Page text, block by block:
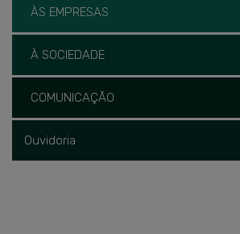
ÀS EMPRESAS
À SOCIEDADE
COMUNICAÇÃO
Ouvidoria